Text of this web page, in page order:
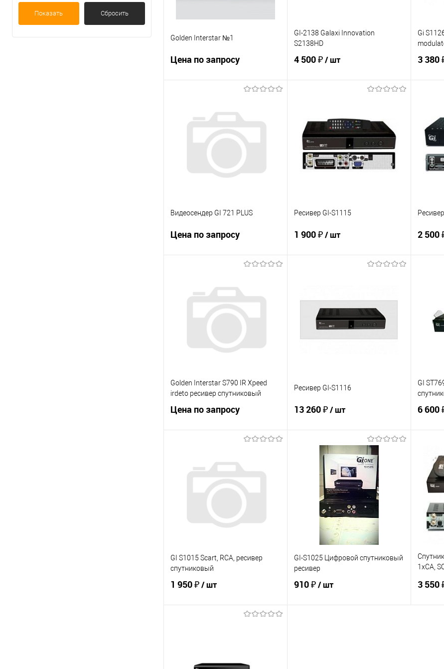
Показать Сбросить
Golden Interstar №1
Цена по запросу
Купить в 1 клик
К сравнению
В избранное
В наличии
GI-2138 Galaxi Innovation
S2138HD
4 500 ₽/ шт
Купить в 1 клик
К сравнению
В избранное
Под заказ
Gi
3 380
В
Видеосендер GI 721 PLUS
Цена по запросу
Купить в 1 клик
К сравнению
В избранное
Под заказ
Ресивер GI-S1115
1 900 ₽/ шт
Купить в 1 клик
К сравнению
В избранное
Под заказ
2 500
В
Golden Interstar S790 IR Xpeed
irdeto ресивер спутниковый
Цена по запросу
Купить в 1 клик
К сравнению
В избранное
В наличии
Ресивер GI-S1116
13 260 ₽/ шт
В корзину
Купить в 1 клик
К сравнению
В избранное
Под заказ
GI
6 600
В
GI S1015 Scart, RCA, ресивер
спутниковый
1 950 ₽/ шт
GI-S1025 Цифровой спутниковый
ресивер
910 ₽/ шт
1xCA,
3 550